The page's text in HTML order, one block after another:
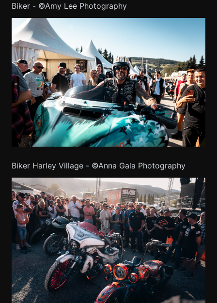
Biker - ©Amy Lee Photography
Biker Harley Village - ©Anna Gala Photography